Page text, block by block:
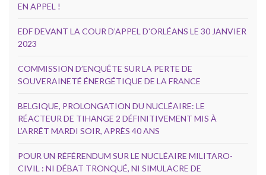
EN APPEL !
EDF DEVANT LA COUR D’APPEL D’ORLÉANS LE 30 JANVIER
2023
COMMISSION D’ENQUÊTE SUR LA PERTE DE
SOUVERAINETÉ ÉNERGÉTIQUE DE LA FRANCE
BELGIQUE, PROLONGATION DU NUCLÉAIRE: LE
RÉACTEUR DE TIHANGE 2 DÉFINITIVEMENT MIS À
L’ARRÊT MARDI SOIR, APRÈS 40 ANS
POUR UN RÉFÉRENDUM SUR LE NUCLÉAIRE MILITARO-
CIVIL : NI DÉBAT TRONQUÉ, NI SIMULACRE DE